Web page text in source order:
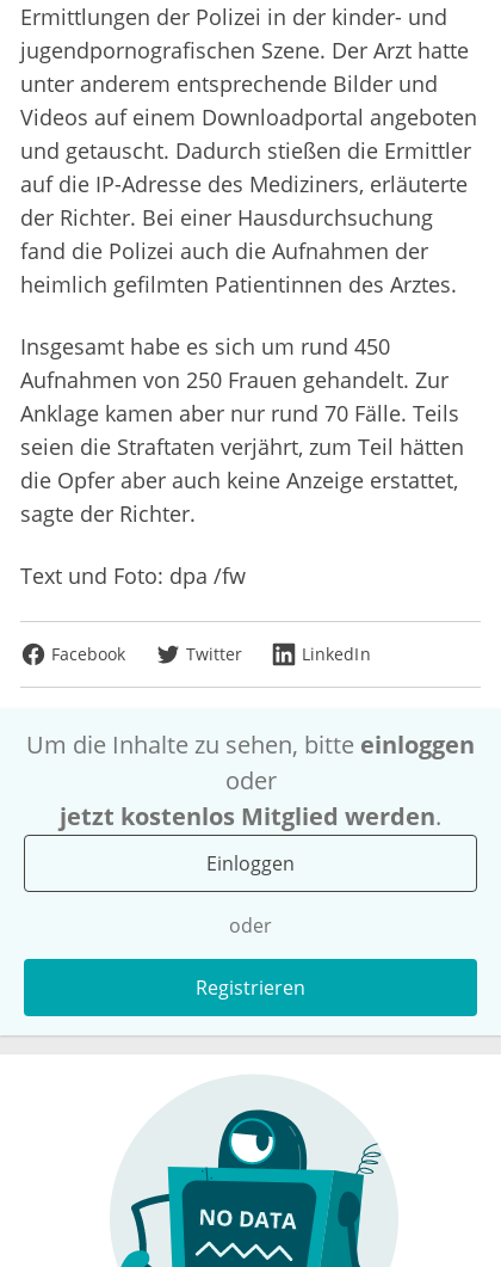
Ermittlungen der Polizei in der kinder- und
jugendpornografischen Szene. Der Arzt hatte
unter anderem entsprechende Bilder und
Videos auf einem Downloadportal angeboten
und getauscht. Dadurch stießen die Ermittler
auf die IP-Adresse des Mediziners, erläuterte
der Richter. Bei einer Hausdurchsuchung
fand die Polizei auch die Aufnahmen der
heimlich gefilmten Patientinnen des Arztes.
Insgesamt habe es sich um rund 450
Aufnahmen von 250 Frauen gehandelt. Zur
Anklage kamen aber nur rund 70 Fälle. Teils
seien die Straftaten verjährt, zum Teil hätten
die Opfer aber auch keine Anzeige erstattet,
sagte der Richter.
Text und Foto: dpa /fw
Facebook Twitter LinkedIn
Um die Inhalte zu sehen, bitte einloggen
oder
jetzt kostenlos Mitglied werden.
Einloggen
oder
Registrieren